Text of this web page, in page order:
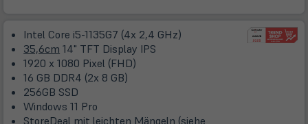
Tab)
Intel Core i5-1135G7 (4x 2,4 GHz)
35,6cm 14" TFT Display IPS
1920 x 1080 Pixel (FHD)
16 GB DDR4 (2x 8 GB)
256GB SSD
Windows 11 Pro
StoreDeal mit leichten Mängeln (siehe